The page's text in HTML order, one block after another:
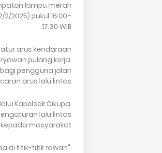
lampu merah
2025) pukul 16.00–
17.30 WIB.
arus kendaraan
pulang kerja.
pengguna jalan
arus lalu lintas.
Kapolsek Cikupa,
lalu lintas
masyarakat.
di titik-titik rawan